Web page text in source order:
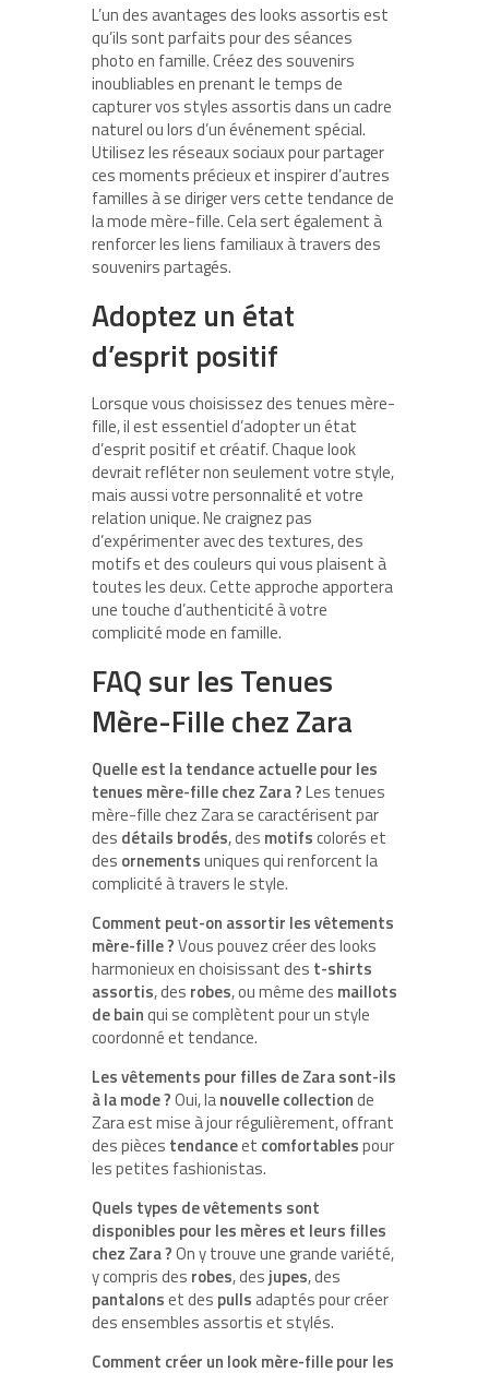
L’un des avantages des looks assortis est
qu’ils sont parfaits pour des séances
photo en famille. Créez des souvenirs
inoubliables en prenant le temps de
capturer vos styles assortis dans un cadre
naturel ou lors d’un événement spécial.
Utilisez les réseaux sociaux pour partager
ces moments précieux et inspirer d’autres
familles à se diriger vers cette tendance de
la mode mère-fille. Cela sert également à
renforcer les liens familiaux à travers des
souvenirs partagés.
Adoptez un état
d’esprit positif
Lorsque vous choisissez des tenues mère-
fille, il est essentiel d’adopter un état
d’esprit positif et créatif. Chaque look
devrait refléter non seulement votre style,
mais aussi votre personnalité et votre
relation unique. Ne craignez pas
d’expérimenter avec des textures, des
motifs et des couleurs qui vous plaisent à
toutes les deux. Cette approche apportera
une touche d’authenticité à votre
complicité mode en famille.
FAQ sur les Tenues
Mère-Fille chez Zara
Quelle est la tendance actuelle pour les
tenues mère-fille chez Zara ?Les tenues
mère-fille chez Zara se caractérisent par
des détails brodés, des motifscolorés et
des ornementsuniques qui renforcent la
complicité à travers le style.
Comment peut-on assortir les vêtements
mère-fille ?Vous pouvez créer des looks
harmonieux en choisissant des t-shirts
assortis, des robes, ou même des maillots
de bainqui se complètent pour un style
coordonné et tendance.
Les vêtements pour filles de Zara sont-ils
à la mode ?Oui, lanouvelle collectionde
Zara est mise à jour régulièrement, offrant
des pièces tendanceet comfortablespour
les petites fashionistas.
Quels types de vêtements sont
disponibles pour les mères et leurs filles
chez Zara ?On y trouve une grande variété,
y compris des robes, des jupes, des
pantalonset des pulls adaptés pour créer
des ensembles assortis et stylés.
Comment créer un look mère-fille pour les